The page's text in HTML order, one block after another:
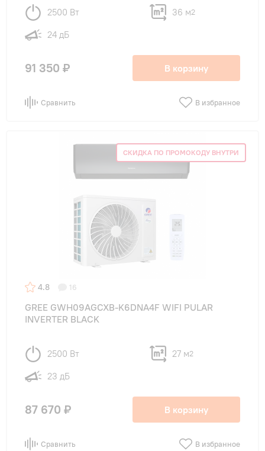
2500 Вт 36 м2
24 дБ
91 350 ₽ В корзину
Сравнить В избранное
СКИДКА ПО ПРОМОКОДУ ВНУТРИ
4.8 16
GREE GWH09AGCXB-K6DNA4F WIFI PULAR
INVERTER BLACK
2500 Вт 27 м2
23 дБ
87 670 ₽ В корзину
Сравнить В избранное